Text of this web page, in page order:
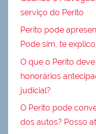
serviço do Perito
Perito pode
Pode sim, te
O que o Perito
honorários
judicial?
O Perito pode
dos autos? Posso